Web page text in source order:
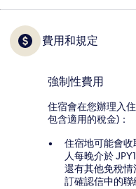
費用和規定
強制性費用
住宿會在您辦理入
包含適用的稅金)：
住宿地可能會收
人每晚介於
還有其他免稅
訂確認信中的聯